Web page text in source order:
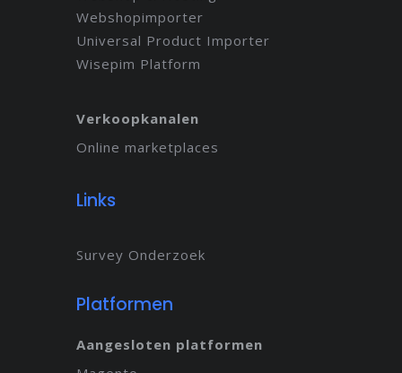
Webshopimporter
Universal Product Importer
Wisepim Platform
Verkoopkanalen
Online marketplaces
Links
Survey Onderzoek
Platformen
Aangesloten platformen